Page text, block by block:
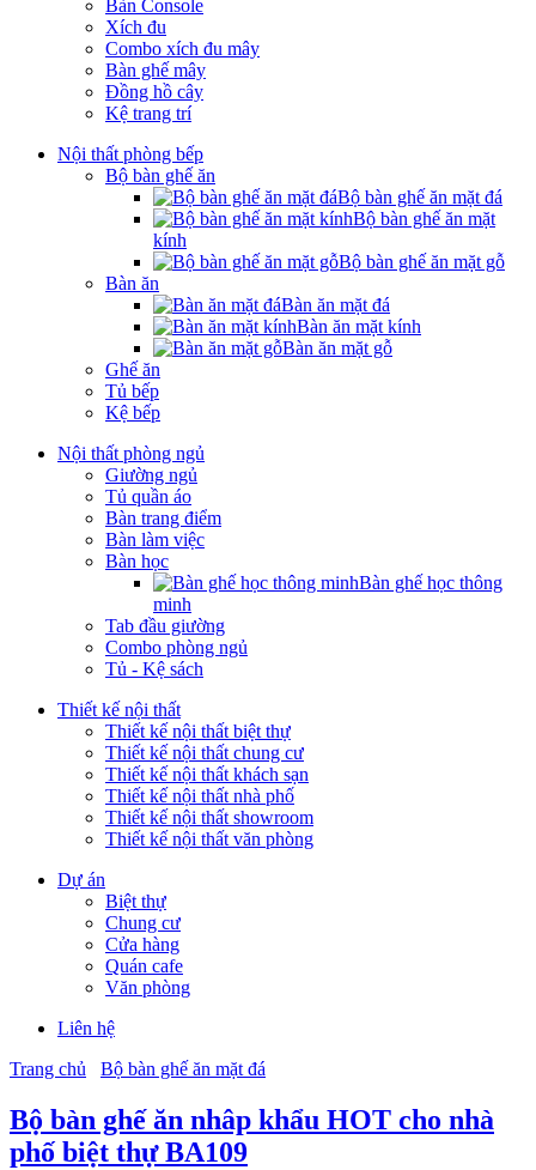
Bàn Console
Xích đu
Combo xích đu mây
Bàn ghế mây
Đồng hồ cây
Kệ trang trí
Nội thất phòng bếp
Bộ bàn ghế ăn
Bộ bàn ghế ăn mặt đá
Bộ bàn ghế ăn mặt
kính
Bộ bàn ghế ăn mặt gỗ
Bàn ăn
Bàn ăn mặt đá
Bàn ăn mặt kính
Bàn ăn mặt gỗ
Ghế ăn
Tủ bếp
Kệ bếp
Nội thất phòng ngủ
Giường ngủ
Tủ quần áo
Bàn trang điểm
Bàn làm việc
Bàn học
Bàn ghế học thông
minh
Tab đầu giường
Combo phòng ngủ
Tủ - Kệ sách
Thiết kế nội thất
Thiết kế nội thất biệt thự
Thiết kế nội thất chung cư
Thiết kế nội thất khách sạn
Thiết kế nội thất nhà phố
Thiết kế nội thất showroom
Thiết kế nội thất văn phòng
Dự án
Biệt thự
Chung cư
Cửa hàng
Quán cafe
Văn phòng
Liên hệ
Trang chủ
Bộ bàn ghế ăn mặt đá
Bộ bàn ghế ăn nhâp khẩu HOT cho nhà
phố biệt thự BA109